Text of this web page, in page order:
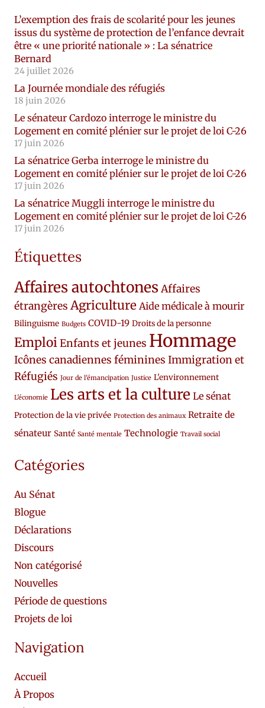
L’exemption des frais de scolarité pour les jeunes
issus du système de protection de l’enfance devrait
être « une priorité nationale » : La sénatrice
Bernard
24 juillet 2026
La Journée mondiale des réfugiés
18 juin 2026
Le sénateur Cardozo interroge le ministre du
Logement en comité plénier sur le projet de loi C-26
17 juin 2026
La sénatrice Gerba interroge le ministre du
Logement en comité plénier sur le projet de loi C-26
17 juin 2026
La sénatrice Muggli interroge le ministre du
Logement en comité plénier sur le projet de loi C-26
17 juin 2026
Étiquettes
Affaires autochtones Affaires
étrangères Agriculture Aide médicale à mourir
Bilinguisme Budgets COVID-19 Droits de la personne
EmploiEnfants et jeunes Hommage
Icônes canadiennes féminines Immigration et
Réfugiés Jour de l'émancipation Justice L'environnement
L'économie Les arts et la culture Le sénat
Protection de la vie privée Protection des animaux Retraite de
sénateur Santé Santé mentale Technologie Travail social
Catégories
Au Sénat
Blogue
Déclarations
Discours
Non catégorisé
Nouvelles
Période de questions
Projets de loi
Navigation
Accueil
À Propos